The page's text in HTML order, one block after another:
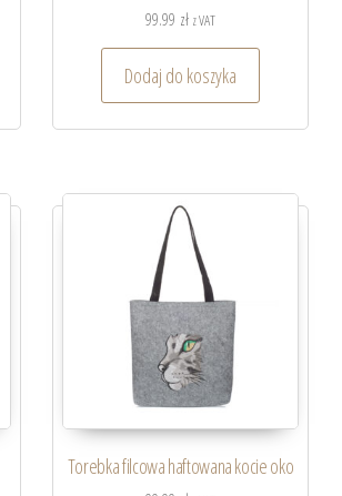
99.99 zł z VAT
Dodaj do koszyka
Torebka filcowa haftowana kocie oko